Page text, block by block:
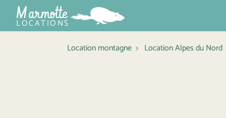
Marmotte
LOCATIONS
Location montagne
Location Alpes du Nord